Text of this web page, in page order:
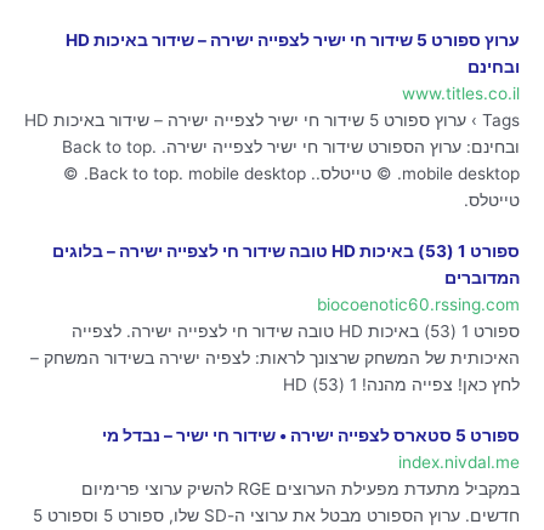
ערוץ ספורט 5 שידור חי ישיר לצפייה ישירה – שידור באיכות HD
ובחינם
www.titles.co.il
Tags › ערוץ ספורט 5 שידור חי ישיר לצפייה ישירה – שידור באיכות HD
ובחינם: ערוץ הספורט שידור חי ישיר לצפייה ישירה. Back to top.
mobile desktop. © טייטלס.. Back to top. mobile desktop. ©
טייטלס.
ספורט 1 (53) באיכות HD טובה שידור חי לצפייה ישירה – בלוגים
המדוברים
biocoenotic60.rssing.com
ספורט 1 (53) באיכות HD טובה שידור חי לצפייה ישירה. לצפייה
האיכותית של המשחק שרצונך לראות: לצפיה ישירה בשידור המשחק –
לחץ כאן! צפייה מהנה! 1 (53) HD
ספורט 5 סטארס לצפייה ישירה • שידור חי ישיר – נבדל מי
index.nivdal.me
במקביל מתעדת מפעילת הערוצים RGE להשיק ערוצי פרימיום
חדשים. ערוץ הספורט מבטל את ערוצי ה-SD שלו, ספורט 5 וספורט 5